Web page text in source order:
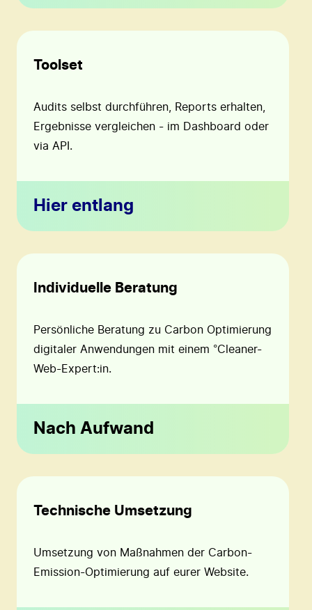
Toolset
Audits selbst durchführen, Reports erhalten,
Ergebnisse vergleichen - im Dashboard oder
via API.
Hier entlang
Individuelle Beratung
Persönliche Beratung zu Carbon Optimierung
digitaler Anwendungen mit einem °Cleaner-
Web-Expert:in.
Nach Aufwand
Technische Umsetzung
Umsetzung von Maßnahmen der Carbon-
Emission-Optimierung auf eurer Website.